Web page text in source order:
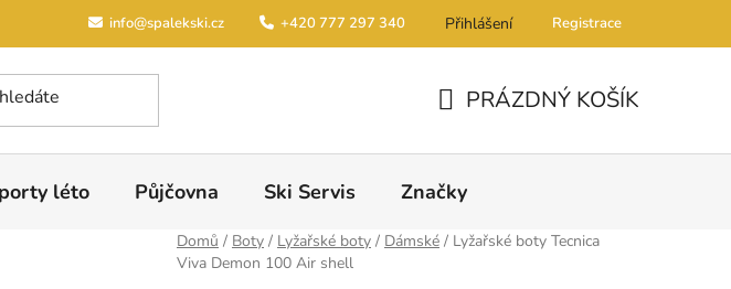
info@spalekski.cz +420 777 297 340 Přihlášení Registrace
PRÁZDNÝ KOŠÍK
léto Půjčovna Ski Servis Značky
Domů / Boty / Lyžařské boty / Dámské / Lyžařské boty Tecnica
Viva Demon 100 Air shell